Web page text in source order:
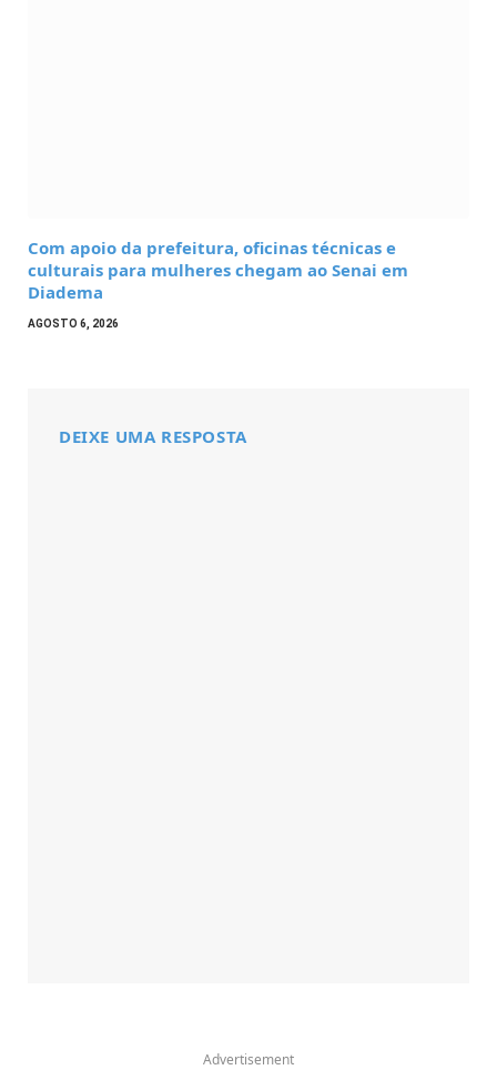
Com apoio da prefeitura, oficinas técnicas e
culturais para mulheres chegam ao Senai em
Diadema
AGOSTO 6, 2026
DEIXE UMA RESPOSTA
Advertisement